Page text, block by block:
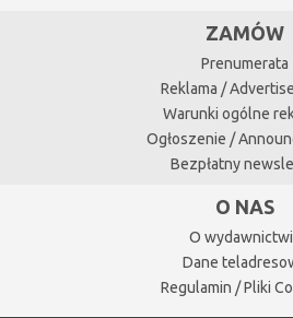
ZAMÓW
Prenumerata
Reklama /
Warunki ogólne
Ogłoszenie /
Bezpłatny
O NAS
O
Dane
Regulamin / Pliki